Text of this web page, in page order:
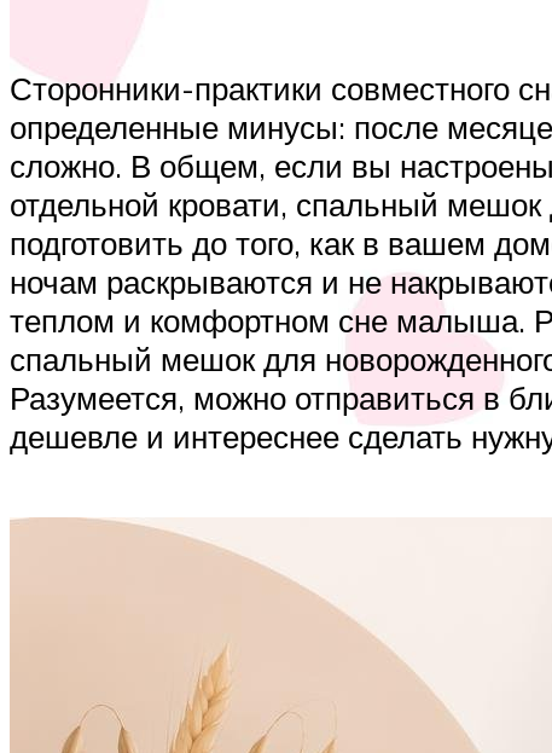
Сторонники-практики совместного
определенные минусы: после
сложно. В общем, если вы
отдельной кровати, спальный
подготовить до того, как в вашем
ночам раскрываются и не
теплом и комфортном сне малыша.
спальный мешок для
Разумеется, можно отправиться в
дешевле и интереснее сделать